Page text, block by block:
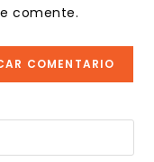
comente.